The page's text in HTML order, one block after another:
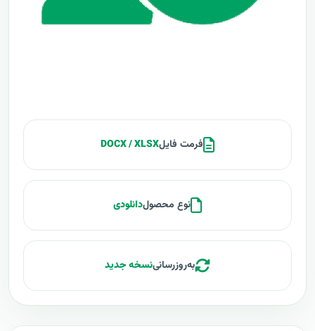
فرمت فایلDOCX / XLSX
نوع محصولدانلودی
به‌روزرسانینسخه جدید